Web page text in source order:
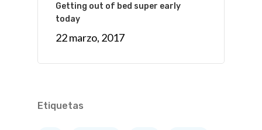
Getting out of bed super early
today
22 marzo, 2017
Etiquetas